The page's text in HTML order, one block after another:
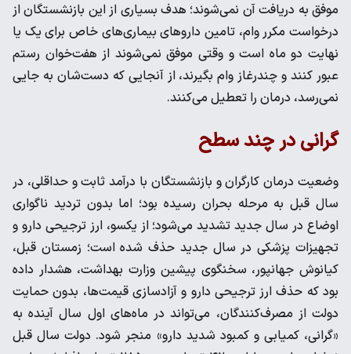
موفق به دریافت آن نمی‌شوند؛ هدف بسیاری از این بازنشستگان از
درخواست مکرر وام، تامین داروهای بیماری‌های خاص برای یک یا
نهایت دو ماه است و وقتی موفق نمی‌شوند از هفت‌خوان رستم
عبور کنند و چندرغاز وام بگیرند، از آنجایی که دست‌شان به جایی
نمی‌رسد، درمان را تعطیل می‌کنند.
گرانی در چند سطح
وضعیت درمان کارگران و بازنشستگان با درآمد ثابت و حداقلی، در
سال قبل به مرحله بحران رسیده بود؛ اما بدون تردید ناگواری
اوضاع در سال جدید تشدید می‌شود؛ از یکسو، ارز ترجیحی دارو و
تجهیزات پزشکی در سال جدید حذف شده است؛ زمستان قبل،
کیانوش جهانپور، سخنگوی پیشین وزارت بهداشت، هشدار داده
بود که حذف ارز ترجیحی دارو و آزادسازی قیمت‌ها، بدون حمایت
دولت از مصرف‌کنندگان، می‌تواند در ماه‌های اول سال آینده به
«گرانی، کمیابی و کمبود شدید دارو» منجر شود. دولت سال قبل